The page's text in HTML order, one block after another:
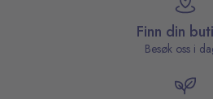
Finn din
Besøk oss i